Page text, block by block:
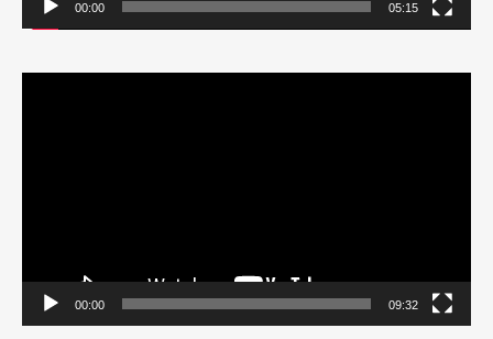
00:00 05:15
00:00 09:32